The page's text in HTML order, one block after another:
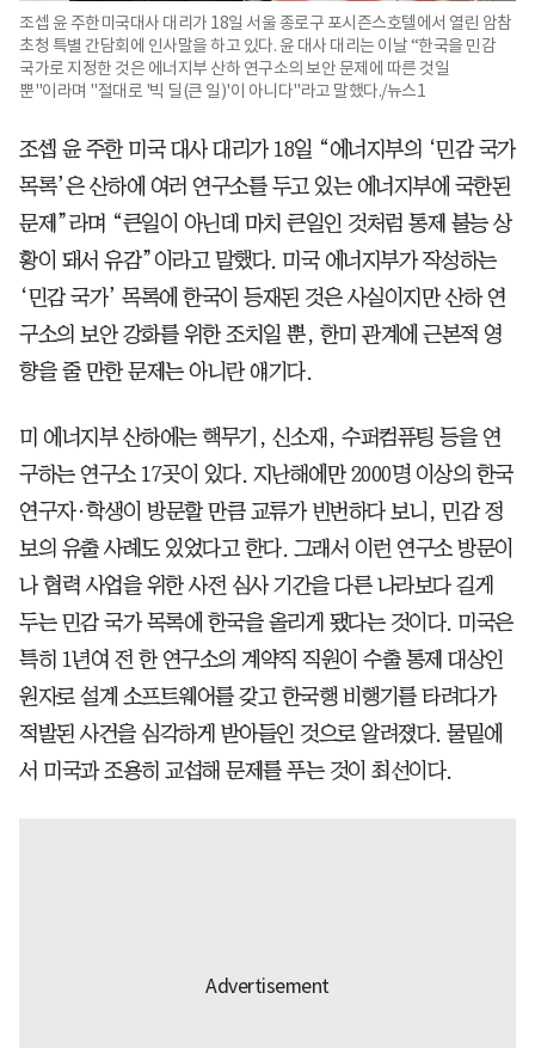
조셉 윤 주한미국대사 대리가 18일 서울 종로구 포시즌스호텔에서 열린 암참
초청 특별 간담회에 인사말을 하고 있다. 윤 대사 대리는 이날 “한국을 민감
국가로 지정한 것은 에너지부 산하 연구소의 보안 문제에 따른 것일
뿐"이라며 "절대로 '빅 딜(큰 일)'이 아니다"라고 말했다./뉴스1
​조셉 윤 주한 미국 대사 대리가 18일 “에너지부의 ‘민감 국가
목록’은 산하에 여러 연구소를 두고 있는 에너지부에 국한된
문제”라며 “큰일이 아닌데 마치 큰일인 것처럼 통제 불능 상
황이 돼서 유감”이라고 말했다. 미국 에너지부가 작성하는
‘민감 국가’ 목록에 한국이 등재된 것은 사실이지만 산하 연
구소의 보안 강화를 위한 조치일 뿐, 한미 관계에 근본적 영
향을 줄 만한 문제는 아니란 얘기다.
미 에너지부 산하에는 핵무기, 신소재, 수퍼컴퓨팅 등을 연
구하는 연구소 17곳이 있다. 지난해에만 2000명 이상의 한국
연구자·학생이 방문할 만큼 교류가 빈번하다 보니, 민감 정
보의 유출 사례도 있었다고 한다. 그래서 이런 연구소 방문이
나 협력 사업을 위한 사전 심사 기간을 다른 나라보다 길게
두는 민감 국가 목록에 한국을 올리게 됐다는 것이다. 미국은
특히 1년여 전 한 연구소의 계약직 직원이 수출 통제 대상인
원자로 설계 소프트웨어를 갖고 한국행 비행기를 타려다가
적발된 사건을 심각하게 받아들인 것으로 알려졌다. 물밑에
서 미국과 조용히 교섭해 문제를 푸는 것이 최선이다.